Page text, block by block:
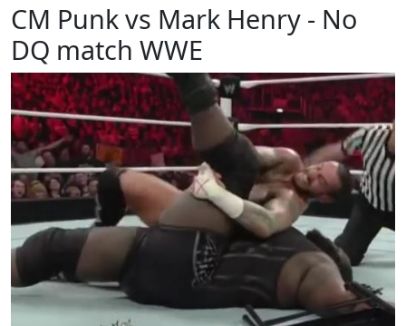
CM Punk vs Mark Henry - No
DQ match WWE